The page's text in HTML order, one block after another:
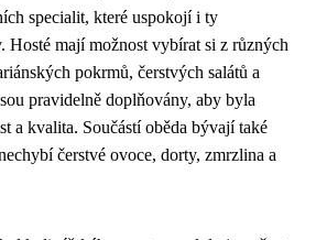
specialit, které uspokojí i ty
Hosté mají možnost vybírat si z různých
pokrmů, čerstvých salátů a
pravidelně doplňovány, aby byla
a kvalita. Součástí oběda bývají také
čerstvé ovoce, dorty, zmrzlina a